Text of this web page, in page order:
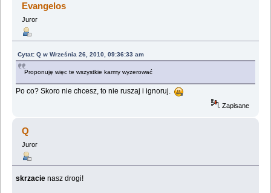
Evangelos
Juror
Cytat: Q w Września 26, 2010, 09:36:33 am
Proponuję więc te wszystkie karmy wyzerować
Po co? Skoro nie chcesz, to nie ruszaj i ignoruj.
Zapisane
Q
Juror
skrzacie nasz drogi!